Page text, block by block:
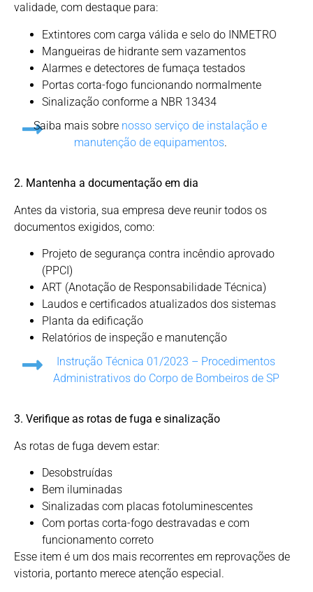
validade, com destaque para:
Extintores com carga válida e selo do INMETRO
Mangueiras de hidrante sem vazamentos
Alarmes e detectores de fumaça testados
Portas corta-fogo funcionando normalmente
Sinalização conforme a NBR 13434
Saiba mais sobre nosso serviço de instalação e
manutenção de equipamentos.
2. Mantenha a documentação em dia
Antes da vistoria, sua empresa deve reunir todos os
documentos exigidos, como:
Projeto de segurança contra incêndio aprovado
(PPCI)
ART (Anotação de Responsabilidade Técnica)
Laudos e certificados atualizados dos sistemas
Planta da edificação
Relatórios de inspeção e manutenção
Instrução Técnica 01/2023 – Procedimentos
Administrativos do Corpo de Bombeiros de SP
3. Verifique as rotas de fuga e sinalização
As rotas de fuga devem estar:
Desobstruídas
Bem iluminadas
Sinalizadas com placas fotoluminescentes
Com portas corta-fogo destravadas e com
funcionamento correto
Esse item é um dos mais recorrentes em reprovações de
vistoria, portanto merece atenção especial.